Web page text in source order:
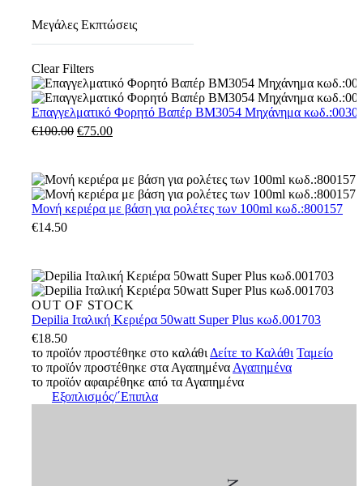
250
Μεγάλες Εκπτώσεις
Clear Filters
Επαγγελματικό
Φορητό
Μηχάνημα
κωδ.:003054
Επαγγελματικό Φορητό Βαπέρ BM3054 Μηχάνημα
€100.00 Original
€100.00.
€75.00
είναι:
€75.00.
Μονή
κεριέρα
για
ρολέτες
των
100ml
κωδ.:800157
Μονή κεριέρα με βάση για ρολέτες των 100ml κωδ.:800157
€14.50
Depilia
Ιταλική
Κεριέρα
50watt
Super
Plus
κωδ.001703
OUT OF STOCK
Depilia Ιταλική Κεριέρα 50watt Super Plus κωδ.001703
€18.50
το προϊόν προστέθηκε στο καλάθι Δείτε το Καλάθι Ταμείο
το προϊόν προστέθηκε στα Αγαπημένα Αγαπημένα
το προϊόν αφαιρέθηκε από τα Αγαπημένα
Εξοπλισμός/΄Επιπλα